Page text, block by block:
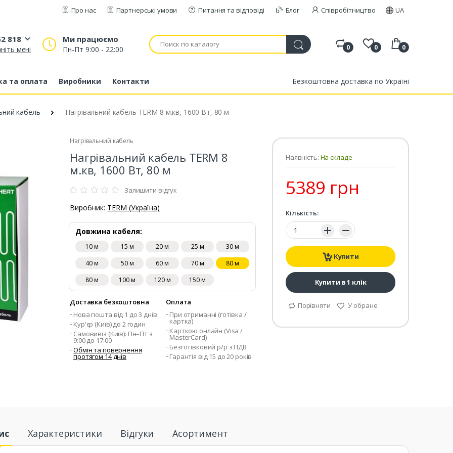
Про нас Партнерські умови Питання та відповіді Блог Співробітництво UA
818
52 818
63 881
мені
Ми працюємо
Пн-Пт 9:00 - 22:00 0 0 0
та оплата Виробники Контакти Безкоштовна доставка по Україні
кабель Нагрівальний кабель TERM 8 м.кв, 1600 Вт, 80 м
Нагрівальний кабель
Нагрівальний кабель TERM 8
м.кв, 1600 Вт, 80 м
Залишити відгук
Виробник: TERM (Україна)
Довжина кабеля:
10 м 15 м 20 м 25 м
30 м
40 м
50 м 60 м 70 м
80 м
80 м
100 м 120 м 150 м
Доставка безкоштовна
Нова пошта від 1 до 3 днів
Кур'єр (Київ) до 2 годин
Самовивіз (Київ): Пн–Пт з
9:00 до 17:00
Обмін та повернення
протягом 14 днів
Оплата
При отриманні (готівка /
картка)
Карткою онлайн (Visa /
MasterCard)
Безготівковий р/р з ПДВ
Гарантія від 15 до 20 років
Наявність: На складе
5389 грн
Кількість:
Кількість:
Купити
Купити в 1 клік
Порівняти У обране
Характеристики Відгуки Асортимент